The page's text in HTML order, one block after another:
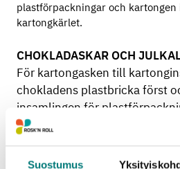
Suostumus
plastförpackningar och kartongen
kartongkärlet.
CHOKLADASKAR OCH
För kartongasken till
chokladens plastbricka först
insamlingen för
platta till
FYRVERKERIPJÄSER